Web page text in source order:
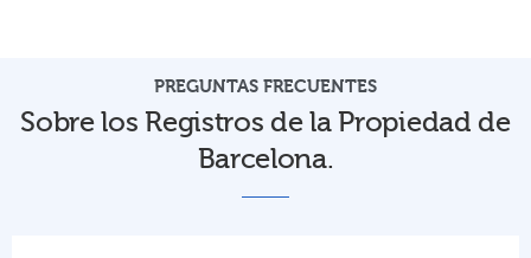
PREGUNTAS FRECUENTES
Sobre los Registros de la Propiedad de
Barcelona.